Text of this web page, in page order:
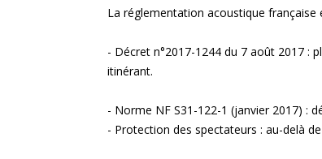
La réglementation acoustique
- Décret n°2017-1244 du 7 août 2017 :
itinérant.
- Norme NF S31-122-1 (janvier 2017) :
- Protection des spectateurs : au-delà